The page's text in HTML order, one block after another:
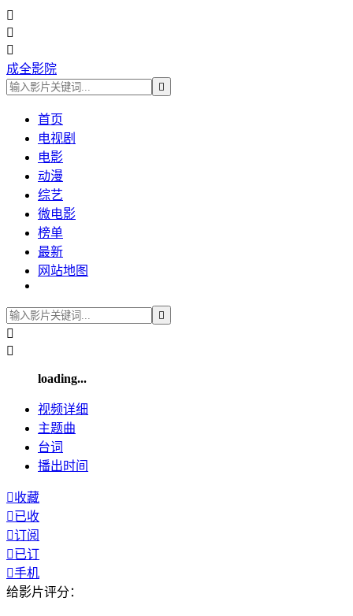



成全影院

首页
电视剧
电影
动漫
综艺
微电影
榜单
最新
网站地图



loading...
视频详细
主题曲
台词
播出时间
收藏
已收
订阅
已订
手机
给影片评分：